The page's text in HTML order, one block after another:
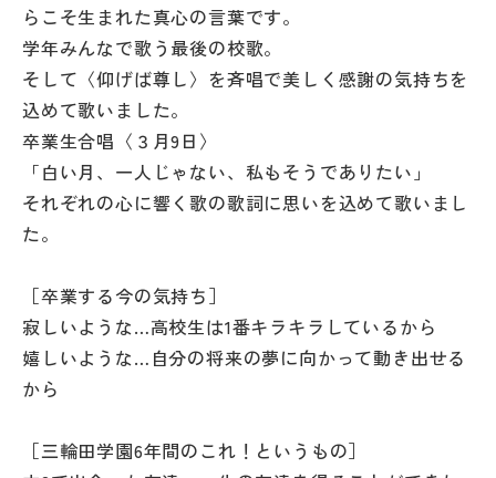
らこそ生まれた真心の言葉です。
学年みんなで歌う最後の校歌。
そして〈仰げば尊し〉を斉唱で美しく感謝の気持ちを
込めて歌いました。
卒業生合唱〈３月9日〉
「白い月、一人じゃない、私もそうでありたい」
それぞれの心に響く歌の歌詞に思いを込めて歌いまし
た。
［卒業する今の気持ち］
寂しいような…高校生は1番キラキラしているから
嬉しいような…自分の将来の夢に向かって動き出せる
から
［三輪田学園6年間のこれ！というもの］